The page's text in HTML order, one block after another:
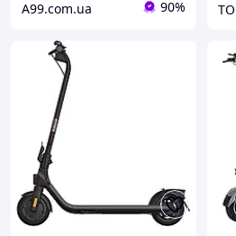
A99.com.ua 90%